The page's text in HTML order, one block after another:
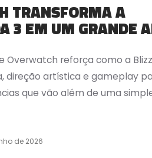
TRANSFORMA A
3 EM UM GRANDE
Overwatch reforça como a
direção artística e gameplay
que vão além de uma
de 2026